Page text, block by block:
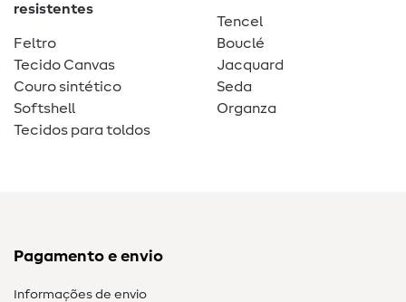
resistentes
Feltro
Tecido Canvas
Couro sintético
Softshell
Tecidos para toldos
Tencel
Bouclé
Jacquard
Seda
Organza
Pagamento e envio
Informações de envio